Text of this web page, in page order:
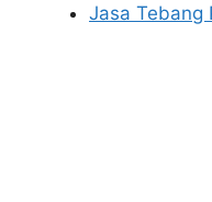
Jasa Tebang